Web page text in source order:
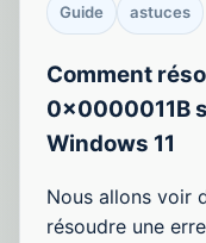
Guide astuces
Comment
0x0000011B
Windows 11
Nous allons voir
résoudre une